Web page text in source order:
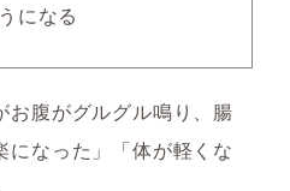
になる
お腹がグルグル鳴り、腸
になった」「体が軽くな